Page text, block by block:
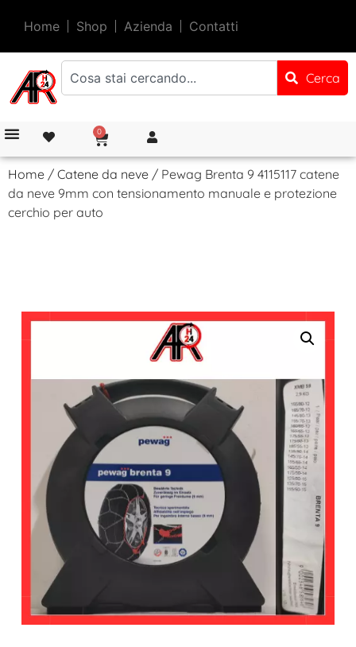
Home Shop Azienda Contatti
Cerca
0
Home / Catene da neve / Pewag Brenta 9 4115117 catene
da neve 9mm con tensionamento manuale e protezione
cerchio per auto